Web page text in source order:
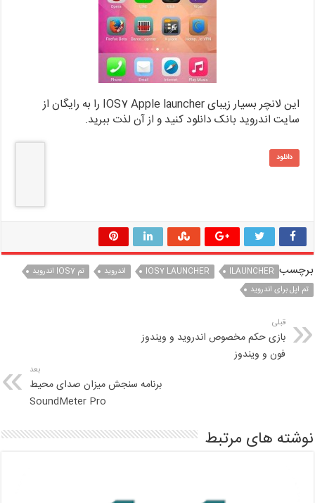
این لانچر بسیار زیبای IOS7 Apple launcher را به رایگان از
سایت اندروید بانک دانلود کنید و از آن لذت ببرید.
دانلود
برچسب ILAUNCHER
IOS7 LAUNCHER اندروید
تم IOS7 اندروید
تم اپل برای اندروید
قبلی
بازی حکم مخصوص اندروید و ویندوز
فون و ویندوز
بعد
برنامه سنجش میزان صدای محیط
SoundMeter Pro
نوشته های مرتبط